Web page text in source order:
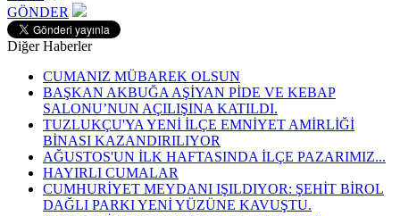
GÖNDER
Diğer Haberler
CUMANIZ MÜBAREK OLSUN
BAŞKAN AKBUĞA AŞİYAN PİDE VE KEBAP
SALONU’NUN AÇILIŞINA KATILDI.
TUZLUKÇU'YA YENİ İLÇE EMNİYET AMİRLİĞİ
BİNASI KAZANDIRILIYOR
AĞUSTOS'UN İLK HAFTASINDA İLÇE PAZARIMIZ...
HAYIRLI CUMALAR
CUMHURİYET MEYDANI IŞILDIYOR: ŞEHİT BİROL
DAĞLI PARKI YENİ YÜZÜNE KAVUŞTU.